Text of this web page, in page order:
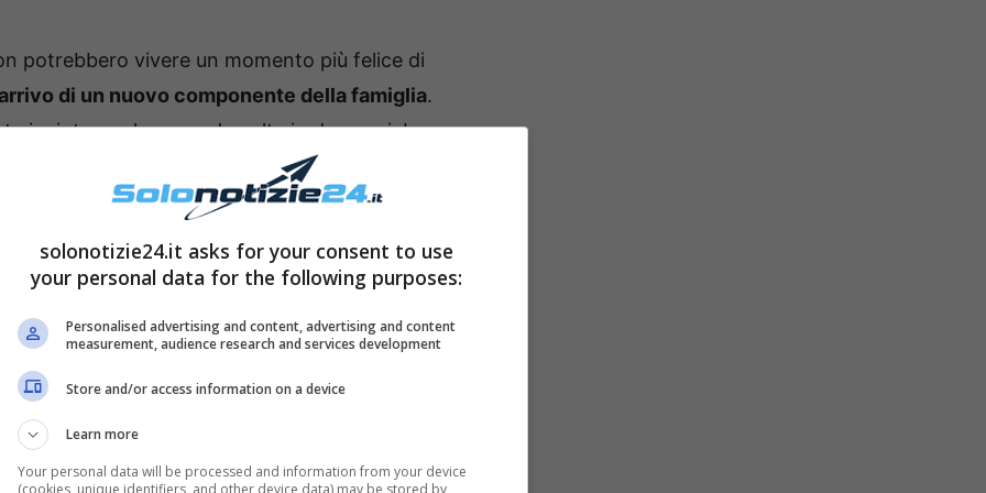
potrebbero vivere un momento più felice di
di un nuovo componente della famiglia.
incinta per la seconda volta in due anni. La
che è la luce dei loro occhi. Presto la
Ma si tratta di una bambina o di un bambino?
papà per la seconda
solonotizie24.it asks for your consent to use
your personal data for the following purposes:
Personalised advertising and content, advertising and content
measurement, audience research and services development
Store and/or access information on a device
Learn more
Your personal data will be processed and information from your device
(cookies, unique identifiers, and other device data) may be stored by,